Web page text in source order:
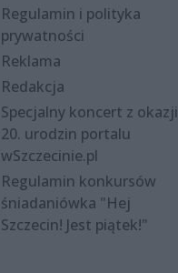
Regulamin i polityka
prywatności
Reklama
Redakcja
Specjalny koncert z okazji
20. urodzin portalu
wSzczecinie.pl
Regulamin konkursów
śniadaniówka "Hej
Szczecin! Jest piątek!"